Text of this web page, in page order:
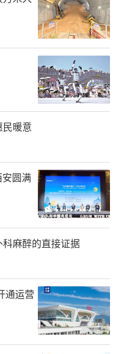
要材料，也为汉代
社会的研究提供了
认为，这种有规律
应具有家族墓地的
期的司徒刘崎家族
模来看，均无法
刘墓地发现的东
步深入研究。（记
责任编辑：方点 赵森
暖意
圆满
麻醉的直接证据
通运营